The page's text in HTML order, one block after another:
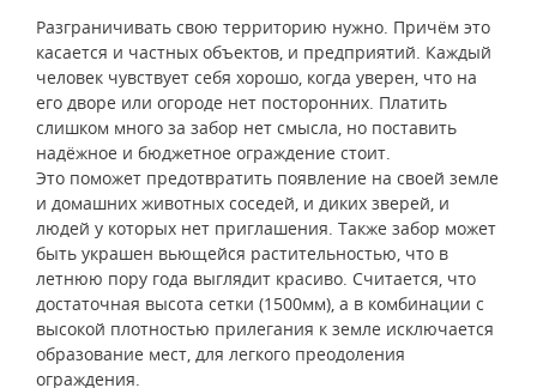
Разграничивать свою территорию нужно. Причём это
касается и частных объектов, и предприятий. Каждый
человек чувствует себя хорошо, когда уверен, что на
его дворе или огороде нет посторонних. Платить
слишком много за забор нет смысла, но поставить
надёжное и бюджетное ограждение стоит.
Это поможет предотвратить появление на своей земле
и домашних животных соседей, и диких зверей, и
людей у которых нет приглашения. Также забор может
быть украшен вьющейся растительностью, что в
летнюю пору года выглядит красиво. Считается, что
достаточная высота сетки (1500мм), а в комбинации с
высокой плотностью прилегания к земле исключается
образование мест, для легкого преодоления
ограждения.